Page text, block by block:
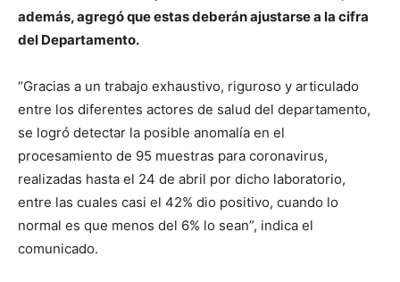
además, agregó que estas deberán ajustarse a la cifra
del Departamento.
“Gracias a un trabajo exhaustivo, riguroso y articulado
entre los diferentes actores de salud del departamento,
se logró detectar la posible anomalía en el
procesamiento de 95 muestras para coronavirus,
realizadas hasta el 24 de abril por dicho laboratorio,
entre las cuales casi el 42% dio positivo, cuando lo
normal es que menos del 6% lo sean”, indica el
comunicado.